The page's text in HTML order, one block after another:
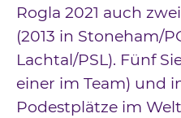
Rogla 2021 auch
(2013 in Stoneham/
Lachtal/PSL). Fünf
einer im Team) und
Podestplätze im